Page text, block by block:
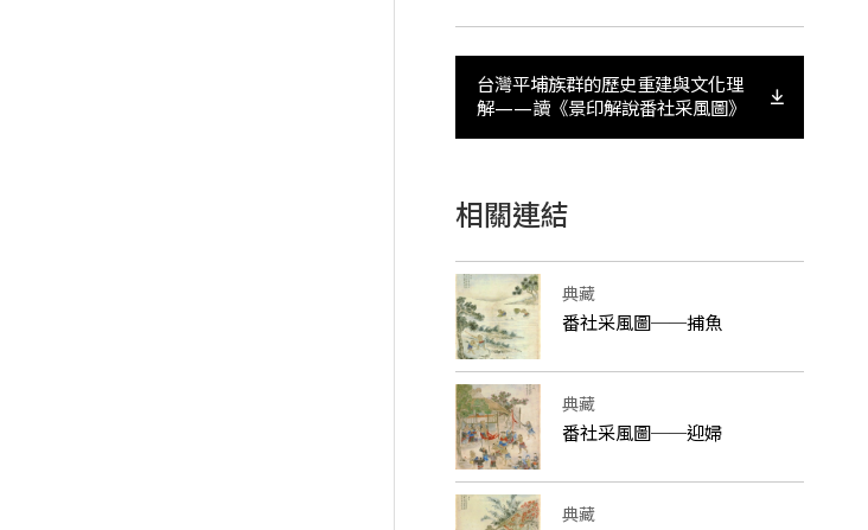
台灣平埔族群的歷史重建與文化理
解——讀《景印解說番社采風圖》
相關連結
典藏
番社采風圖──捕魚
典藏
番社采風圖──迎婦
典藏